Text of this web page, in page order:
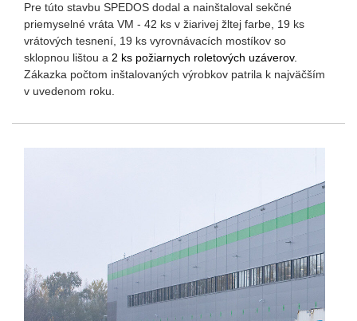
Pre túto stavbu SPEDOS dodal a nainštaloval sekčné
priemyselné vráta VM - 42 ks v žiarivej žltej farbe, 19 ks
vrátových tesnení, 19 ks vyrovnávacích mostíkov so
sklopnou lištou a 2 ks požiarnych roletových uzáverov.
Zákazka počtom inštalovaných výrobkov patrila k najväčším
v uvedenom roku.